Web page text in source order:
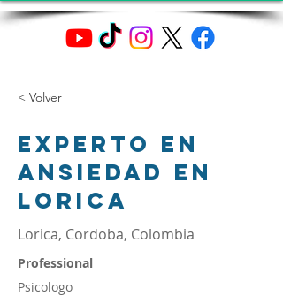
< Volver
Experto en
ansiedad en
Lorica
Lorica, Cordoba, Colombia
Professional
Psicologo